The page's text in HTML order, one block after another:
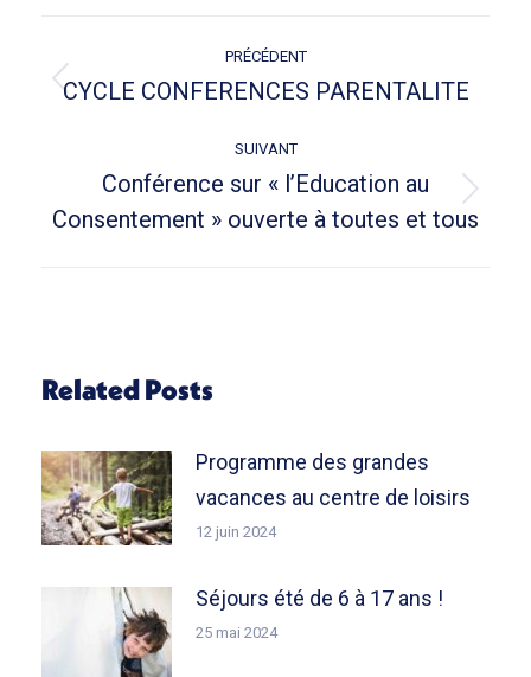
Navigation
des
PRÉCÉDENT
Article
CYCLE CONFERENCES PARENTALITE
SUIVANT
Conférence sur « l’Education au
Consentement » ouverte à toutes et tous
Related Posts
Programme des grandes
vacances au centre de loisirs
12 juin 2024
Séjours été de 6 à 17 ans !
25 mai 2024